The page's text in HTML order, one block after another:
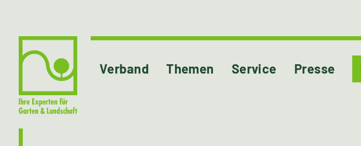
Verband Themen Service Presse